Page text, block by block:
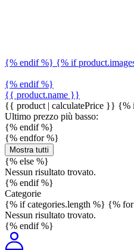
{% endif %} {% if
{% endif %}
{{ product.name }}
{{ product | calculatePrice }} {%
Ultimo prezzo più basso:
{% endif %}
{% endfor %}
Mostra tutti
{% else %}
Nessun risultato trovato.
{% endif %}
Categorie
{% if categories.length %} {%
Nessun risultato trovato.
{% endif %}